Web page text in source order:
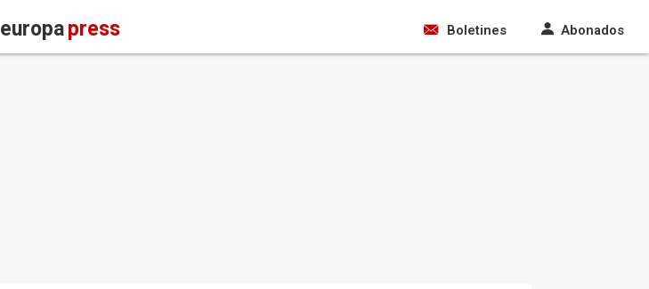
europapress Boletines Abonados